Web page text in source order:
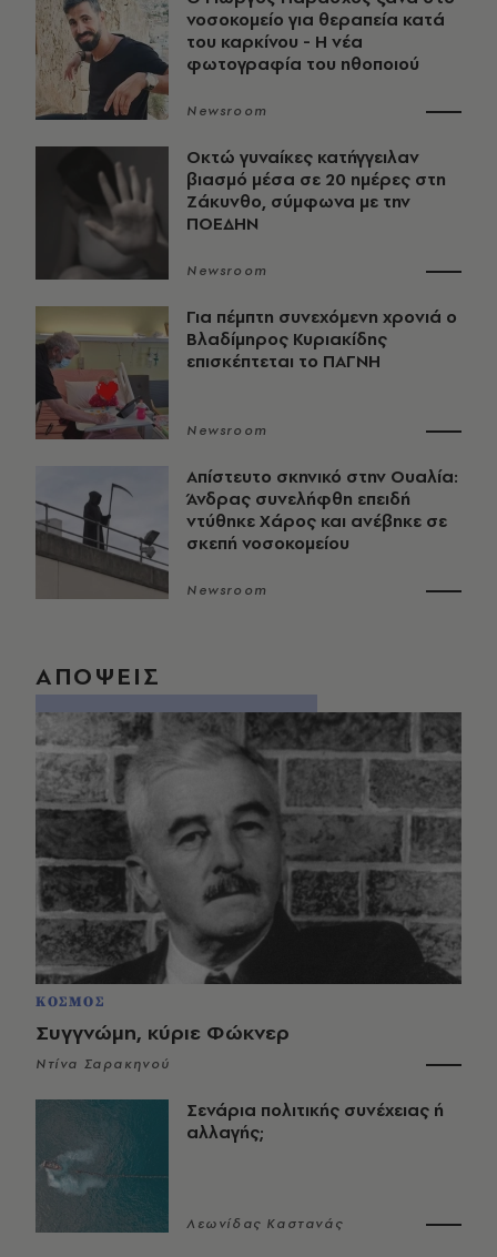
νοσοκομείο για θεραπεία κατά
του καρκίνου - Η νέα
φωτογραφία του ηθοποιού
Newsroom
Οκτώ γυναίκες κατήγγειλαν
βιασμό μέσα σε 20 ημέρες στη
Ζάκυνθο, σύμφωνα με την
ΠΟΕΔΗΝ
Newsroom
Για πέμπτη συνεχόμενη χρονιά ο
Βλαδίμηρος Κυριακίδης
επισκέπτεται το ΠΑΓΝΗ
Newsroom
Απίστευτο σκηνικό στην Ουαλία:
Άνδρας συνελήφθη επειδή
ντύθηκε Χάρος και ανέβηκε σε
σκεπή νοσοκομείου
Newsroom
ΑΠΟΨΕΙΣ
ΚΟΣΜΟΣ
Συγγνώμη, κύριε Φώκνερ
Ντίνα Σαρακηνού
Σενάρια πολιτικής συνέχειας ή
αλλαγής;
Λεωνίδας Καστανάς